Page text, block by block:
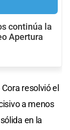
continúa la
Apertura
resolvió el
a menos
en la